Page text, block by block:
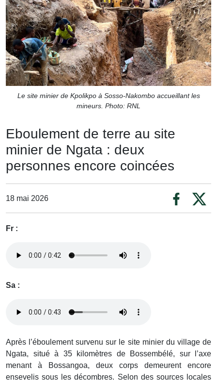
Le site minier de Kpolikpo à Sosso-Nakombo accueillant les
mineurs. Photo: RNL
Eboulement de terre au site
minier de Ngata : deux
personnes encore coincées
18 mai 2026
Fr :
Sa :
Après l’éboulement survenu sur le site minier du village de
Ngata, situé à 35 kilomètres de Bossembélé, sur l’axe
menant à Bossangoa, deux corps demeurent encore
ensevelis sous les décombres. Selon des sources locales